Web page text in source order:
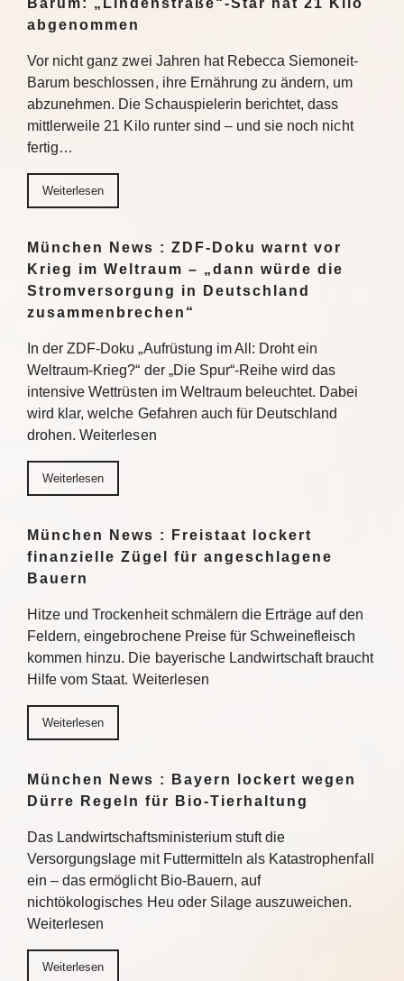
Barum: „Lindenstraße“-Star hat 21 Kilo
abgenommen
Vor nicht ganz zwei Jahren hat Rebecca Siemoneit-
Barum beschlossen, ihre Ernährung zu ändern, um
abzunehmen. Die Schauspielerin berichtet, dass
mittlerweile 21 Kilo runter sind – und sie noch nicht
fertig…
Weiterlesen
München News : ZDF-Doku warnt vor
Krieg im Weltraum – „dann würde die
Stromversorgung in Deutschland
zusammenbrechen“
In der ZDF-Doku „Aufrüstung im All: Droht ein
Weltraum-Krieg?“ der „Die Spur“-Reihe wird das
intensive Wettrüsten im Weltraum beleuchtet. Dabei
wird klar, welche Gefahren auch für Deutschland
drohen. Weiterlesen
Weiterlesen
München News : Freistaat lockert
finanzielle Zügel für angeschlagene
Bauern
Hitze und Trockenheit schmälern die Erträge auf den
Feldern, eingebrochene Preise für Schweinefleisch
kommen hinzu. Die bayerische Landwirtschaft braucht
Hilfe vom Staat. Weiterlesen
Weiterlesen
München News : Bayern lockert wegen
Dürre Regeln für Bio-Tierhaltung
Das Landwirtschaftsministerium stuft die
Versorgungslage mit Futtermitteln als Katastrophenfall
ein – das ermöglicht Bio-Bauern, auf
nichtökologisches Heu oder Silage auszuweichen.
Weiterlesen
Weiterlesen